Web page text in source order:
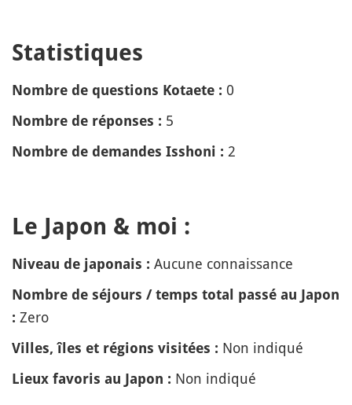
Statistiques
Nombre de questions Kotaete : 0
Nombre de réponses : 5
Nombre de demandes Isshoni : 2
Le Japon & moi :
Niveau de japonais : Aucune connaissance
Nombre de séjours / temps total passé au Japon
: Zero
Villes, îles et régions visitées : Non indiqué
Lieux favoris au Japon : Non indiqué